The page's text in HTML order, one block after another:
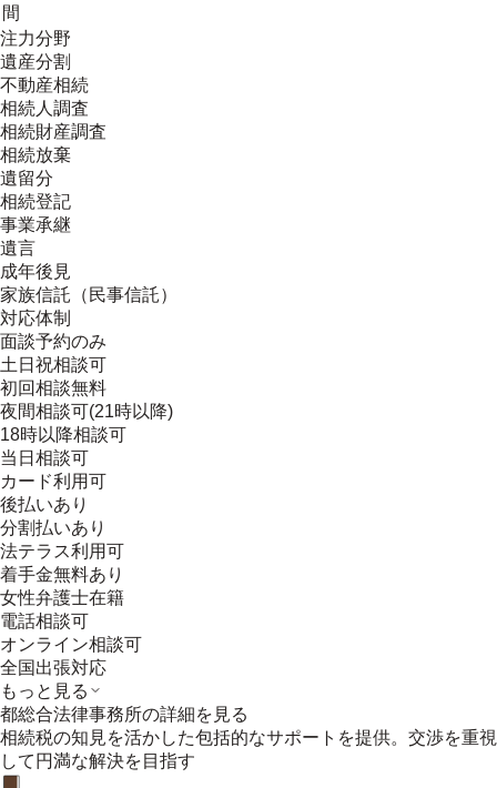
間
注力分野
遺産分割
不動産相続
相続人調査
相続財産調査
相続放棄
遺留分
相続登記
事業承継
遺言
成年後見
家族信託（民事信託）
対応体制
面談予約のみ
土日祝相談可
初回相談無料
夜間相談可(21時以降)
18時以降相談可
当日相談可
カード利用可
後払いあり
分割払いあり
法テラス利用可
着手金無料あり
女性弁護士在籍
電話相談可
オンライン相談可
全国出張対応
もっと見る
都総合法律事務所の詳細を見る
相続税の知見を活かした包括的なサポートを提供。交渉を重視
して円満な解決を目指す